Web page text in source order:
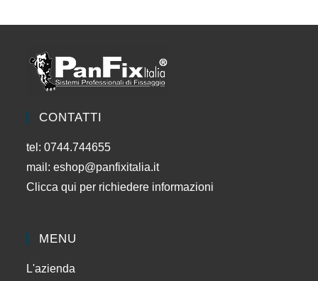
CONTATTI
tel: 0744.744655
mail:eshop@panfixitalia.it
Clicca qui per richiedere informazioni
MENU
L'azienda